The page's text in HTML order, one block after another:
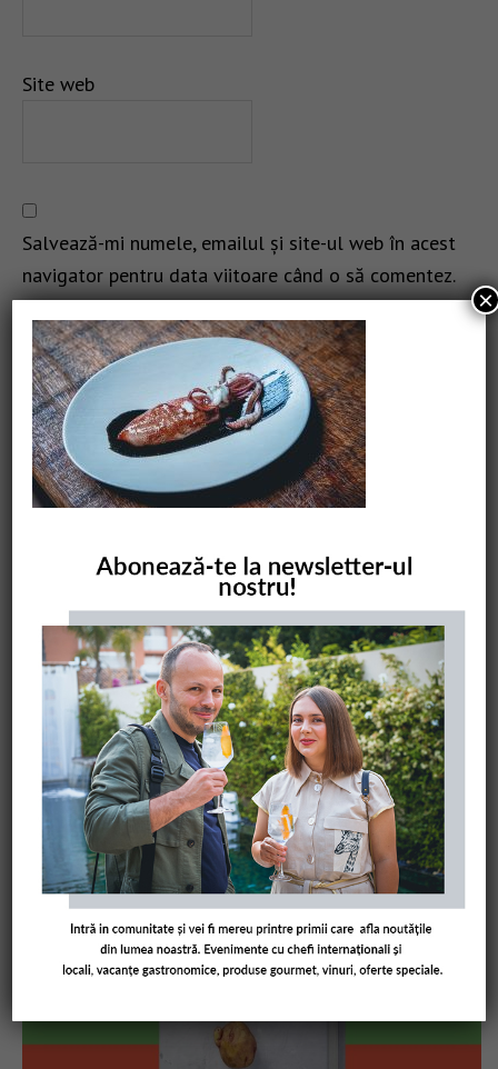
Site web
Salvează-mi numele, emailul și site-ul web în acest
navigator pentru data viitoare când o să comentez.
CAUTARE
COMANDĂ CARTEA NOASTRĂ
×